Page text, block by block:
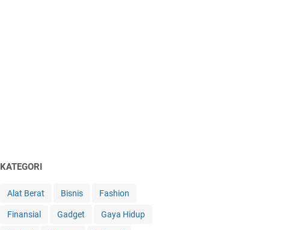
KATEGORI
Alat Berat Bisnis Fashion
Finansial Gadget Gaya Hidup